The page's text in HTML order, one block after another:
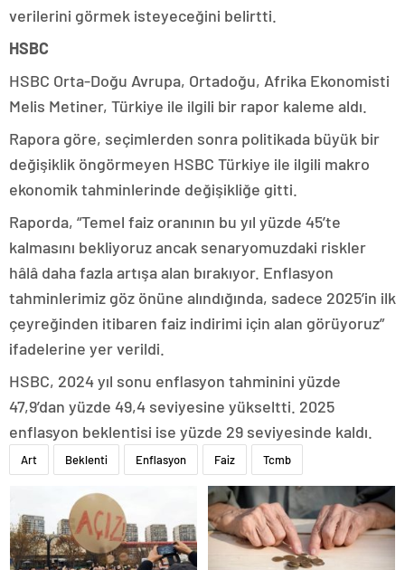
verilerini görmek isteyeceğini belirtti.
HSBC
HSBC Orta-Doğu Avrupa, Ortadoğu, Afrika Ekonomisti
Melis Metiner, Türkiye ile ilgili bir rapor kaleme aldı.
Rapora göre, seçimlerden sonra politikada büyük bir
değişiklik öngörmeyen HSBC Türkiye ile ilgili makro
ekonomik tahminlerinde değişikliğe gitti.
Raporda, “Temel faiz oranının bu yıl yüzde 45’te
kalmasını bekliyoruz ancak senaryomuzdaki riskler
hâlâ daha fazla artışa alan bırakıyor. Enflasyon
tahminlerimiz göz önüne alındığında, sadece 2025’in ilk
çeyreğinden itibaren faiz indirimi için alan görüyoruz”
ifadelerine yer verildi.
HSBC, 2024 yıl sonu enflasyon tahminini yüzde
47,9’dan yüzde 49,4 seviyesine yükseltti. 2025
enflasyon beklentisi ise yüzde 29 seviyesinde kaldı.
Art Beklenti Enflasyon Faiz Tcmb